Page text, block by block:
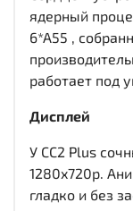
ядерный
6*A55 ,
работает под
Дисплей
У CC2 Plus
1280x720р.
гладко и без